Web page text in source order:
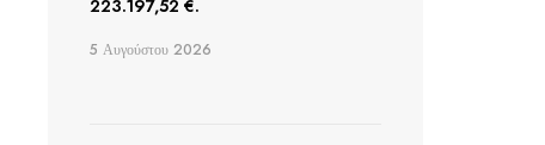
223.197,52 €.
5 Αυγούστου 2026